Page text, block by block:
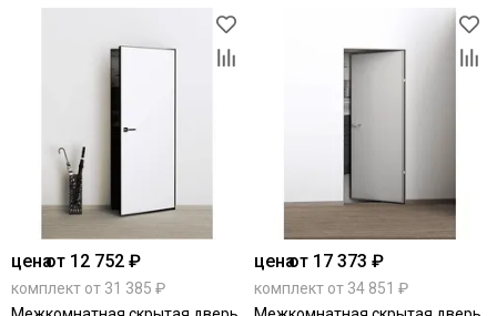
ценаот 12 752 ₽
комплект от 31 385 ₽
ценаот 17 373 ₽
комплект от 34 851 ₽